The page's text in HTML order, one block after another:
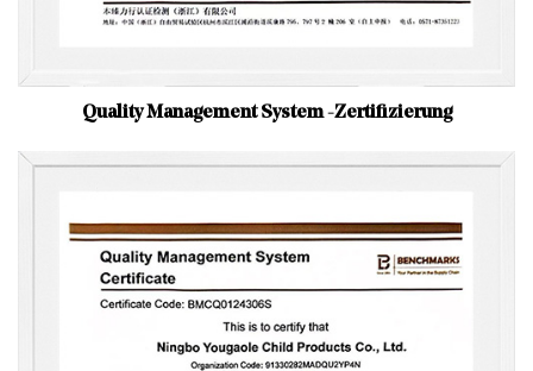
Quality Management System -Zertifizierung